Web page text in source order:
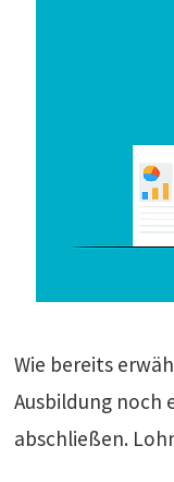
Wie bereits
Ausbildung noch
abschließen.